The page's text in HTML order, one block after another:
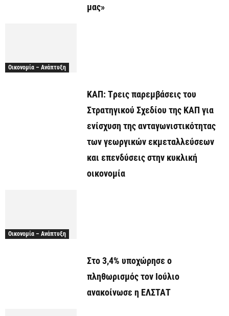
μας»
Οικονομία – Ανάπτυξη
ΚΑΠ: Tρεις παρεμβάσεις του
Στρατηγικού Σχεδίου της ΚΑΠ για
ενίσχυση της ανταγωνιστικότητας
των γεωργικών εκμεταλλεύσεων
και επενδύσεις στην κυκλική
οικονομία
Οικονομία – Ανάπτυξη
Στο 3,4% υποχώρησε ο
πληθωρισμός τον Ιούλιο
ανακοίνωσε η ΕΛΣΤΑΤ